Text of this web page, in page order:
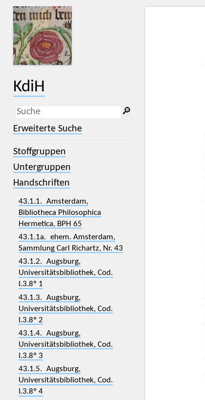
KdiH
_
(der Unterstrich) ist Platzhalter für
genau ein Zeichen.
% (das Prozentzeichen) ist Platzhalter
für kein, ein oder mehr als ein
🔎︎
Erweiterte Suche
Stoffgruppen
Untergruppen
Handschriften
43.1.1. Amsterdam,
Bibliotheca Philosophica
Hermetica, BPH 65
43.1.1a. ehem. Amsterdam,
Sammlung Carl Richartz, Nr. 43
43.1.2. Augsburg,
Universitätsbibliothek, Cod.
I.3.8º 1
43.1.3. Augsburg,
Universitätsbibliothek, Cod.
I.3.8º 2
43.1.4. Augsburg,
Universitätsbibliothek, Cod.
I.3.8º 3
43.1.5. Augsburg,
Universitätsbibliothek, Cod.
I.3.8º 4